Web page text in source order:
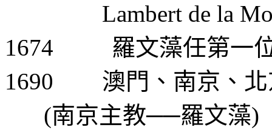
Lambert de la
1674
羅文藻任第一
1690
澳門、南京、
(南京主教──羅文藻)